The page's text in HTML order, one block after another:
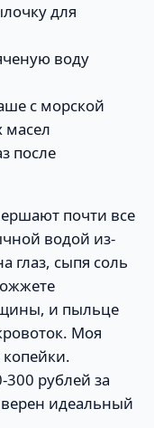
для
воду
с морской
масел
после
почти все
водой из-
глаз, сыпя соль
и пыльце
Моя
рублей за
идеальный